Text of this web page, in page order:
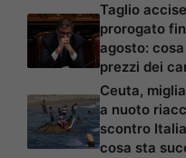
Taglio
prorogato
agosto:
prezzi dei
Ceuta,
a nuoto
scontro
cosa sta